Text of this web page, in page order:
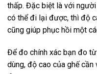
thấp. Đặc biệt là với
có thể đi lại được, thì độ
cũng giúp phục hồi một
Để đo chính xác bạn đo
dùng, độ cao của ghế